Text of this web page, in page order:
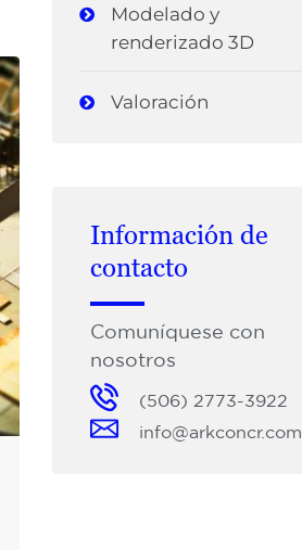
Modelado y
renderizado 3D
Valoración
Información de
contacto
Comuníquese con
nosotros
(506) 2773-3922
info@arkconcr.com